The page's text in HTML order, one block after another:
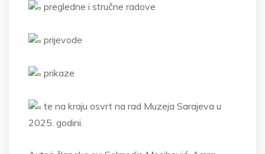
pregledne i stručne radove
prijevode
prikaze
te na kraju osvrt na rad Muzeja Sarajeva u
2025. godini.